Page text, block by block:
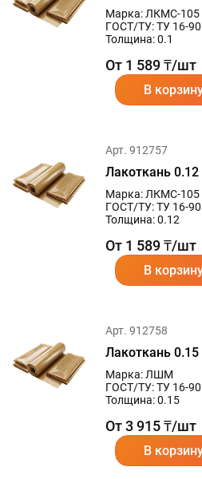
Марка: ЛКМC-105
ГОСТ/ТУ: ТУ 16-
Толщина: 0.1
От 1 589 ₸/шт
В
Арт. 912757
Лакоткань
Марка: ЛКМC-105
ГОСТ/ТУ: ТУ 16-
Толщина: 0.12
От 1 589 ₸/шт
В
Арт. 912758
Лакоткань
Марка: ЛШМ
ГОСТ/ТУ: ТУ 16-
Толщина: 0.15
От 3 915 ₸/шт
В